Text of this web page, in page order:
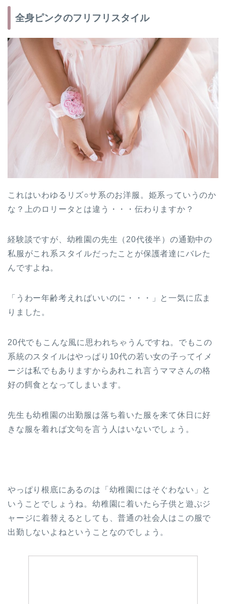
全身ピンクのフリフリスタイル
これはいわゆるリズ○サ系のお洋服。姫系っていうのか
な？上のロリータとは違う・・・伝わりますか？
経験談ですが、幼稚園の先生（20代後半）の通勤中の
私服がこれ系スタイルだったことが保護者達にバレた
んですよね。
「うわー年齢考えればいいのに・・・」と一気に広ま
りました。
20代でもこんな風に思われちゃうんですね。でもこの
系統のスタイルはやっぱり10代の若い女の子ってイメ
ージは私でもありますからあれこれ言うママさんの格
好の餌食となってしまいます。
先生も幼稚園の出勤服は落ち着いた服を来て休日に好
きな服を着れば文句を言う人はいないでしょう。
やっぱり根底にあるのは「幼稚園にはそぐわない」と
いうことでしょうね。幼稚園に着いたら子供と遊ぶジ
ャージに着替えるとしても、普通の社会人はこの服で
出勤しないよねということなのでしょう。